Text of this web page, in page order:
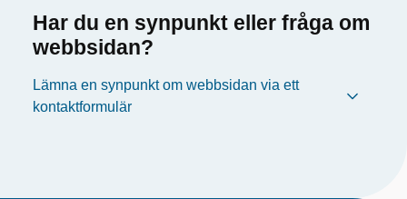
Har du en synpunkt eller fråga om
webbsidan?
Lämna en synpunkt om webbsidan via ett
kontaktformulär